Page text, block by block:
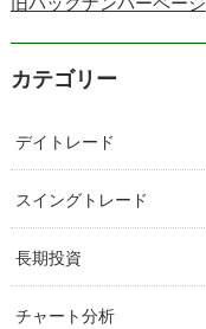
カテゴリー
デイトレード
スイングトレード
長期投資
チャート分析